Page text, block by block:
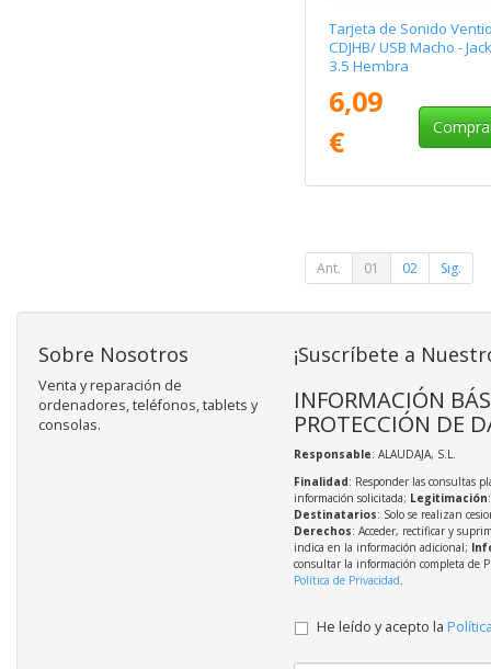
Tarjeta de Sonido
CDJHB/ USB Macho - Jack
3.5 Hembra
6,09
€
Ant. 01 02 Sig.
Sobre Nosotros
Venta y reparación de
ordenadores, teléfonos, tablets y
consolas.
¡Suscríbete a
INFORMACIÓN
PROTECCIÓN DE
Responsable: ALAUDAJA, S.L.
Finalidad: Responder las consultas
información solicitada; Legitimación
Destinatarios: Solo se realizan
Derechos: Acceder, rectificar y
indica en la información adicional;
consultar la información completa de
Política de Privacidad.
He leído y acepto la